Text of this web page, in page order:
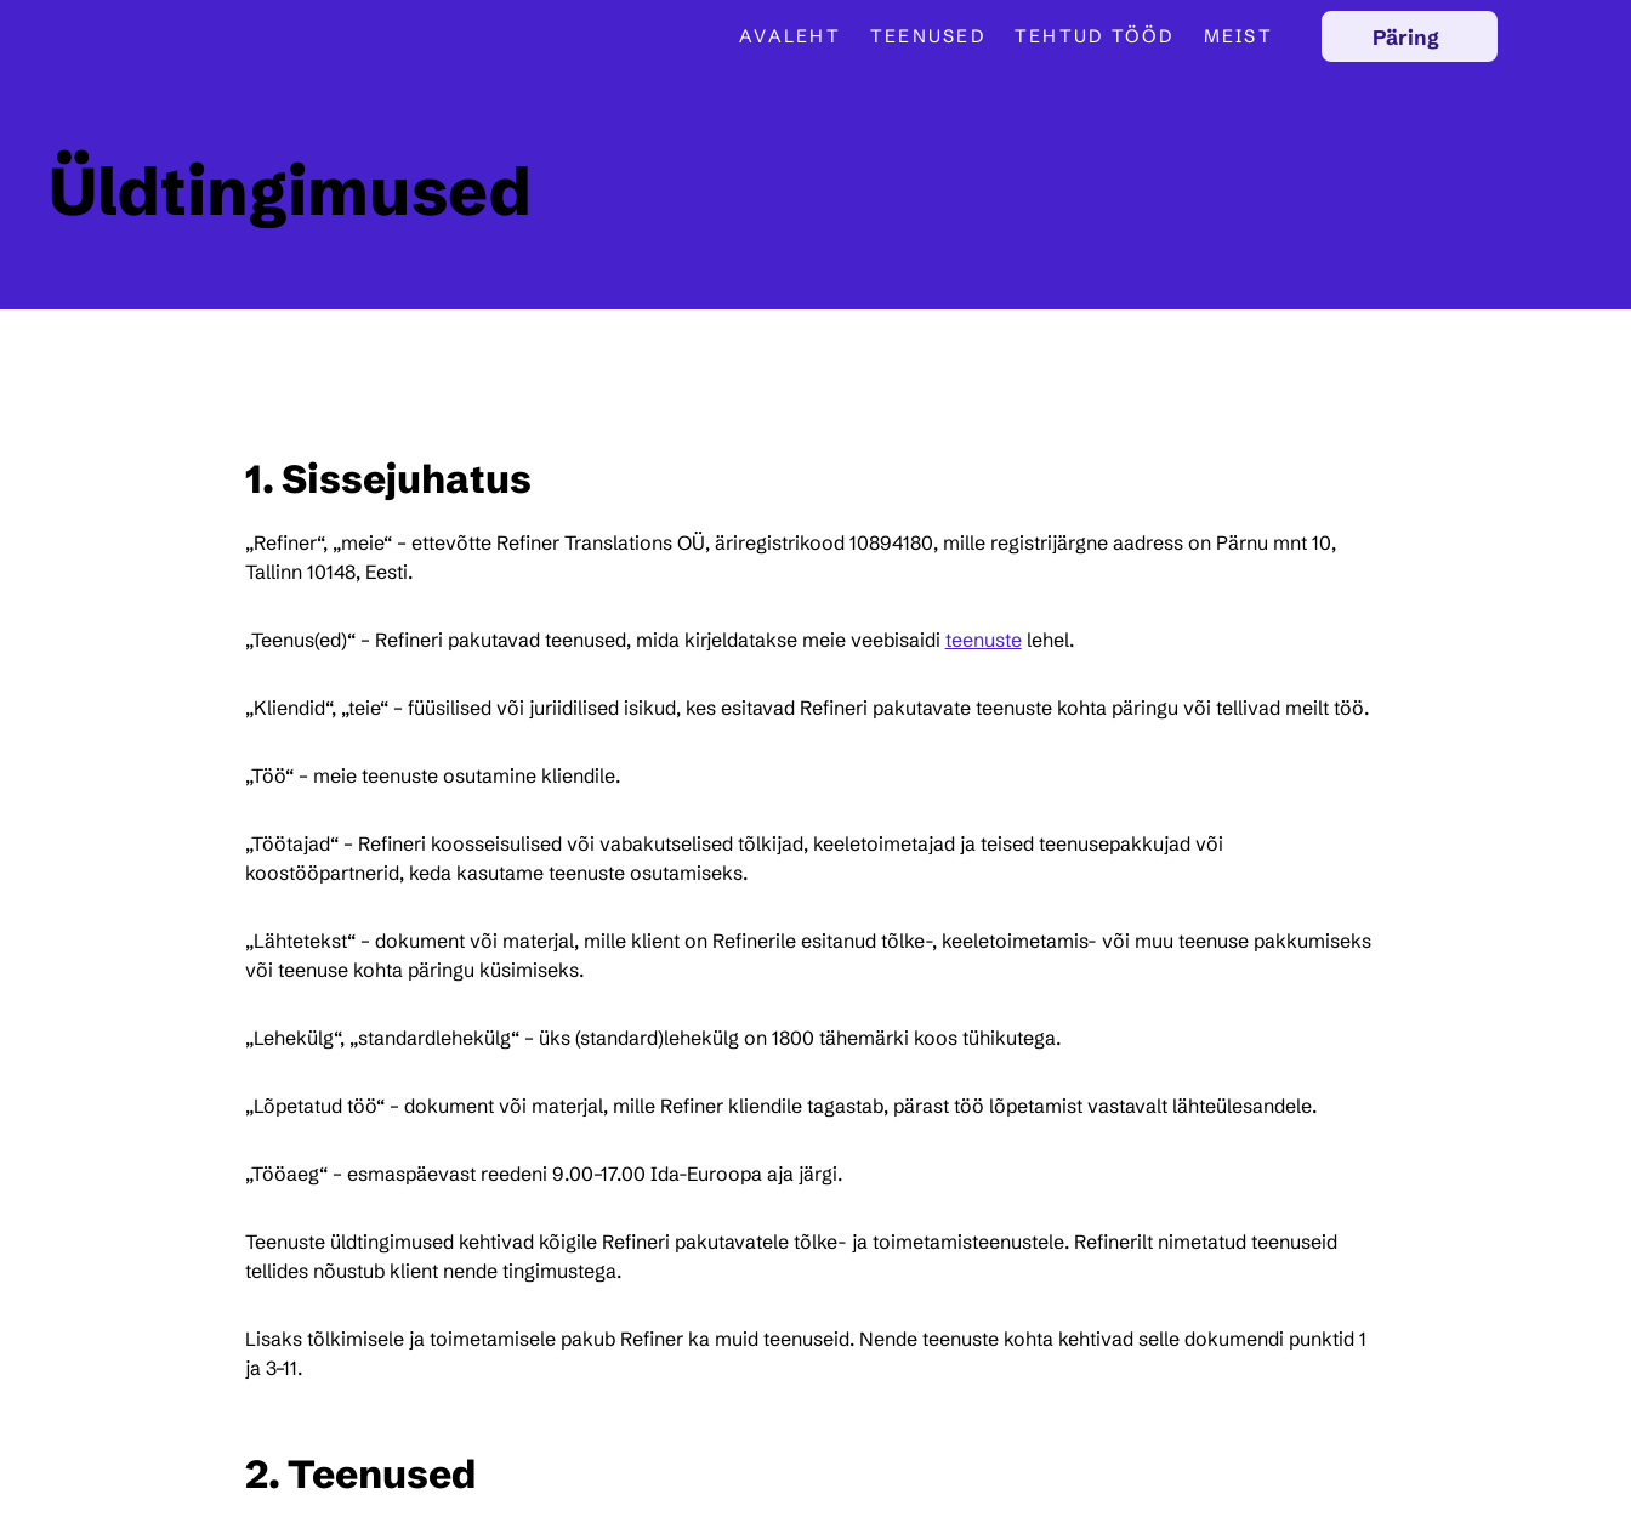
Päring
AVALEHT TEENUSED TEHTUD TÖÖD MEIST
Üldtingimused
1. Sissejuhatus
„Refiner“, „meie“ – ettevõtte Refiner Translations OÜ, äriregistrikood 10894180, mille registrijärgne aadress on Pärnu mnt 10,
Tallinn 10148, Eesti.
„Teenus(ed)“ – Refineri pakutavad teenused, mida kirjeldatakse meie veebisaidi teenuste lehel.
„Kliendid“, „teie“ – füüsilised või juriidilised isikud, kes esitavad Refineri pakutavate teenuste kohta päringu või tellivad meilt töö.
„Töö“ – meie teenuste osutamine kliendile.
„Töötajad“ – Refineri koosseisulised või vabakutselised tõlkijad, keeletoimetajad ja teised teenusepakkujad või
koostööpartnerid, keda kasutame teenuste osutamiseks.
„Lähtetekst“ – dokument või materjal, mille klient on Refinerile esitanud tõlke-, keeletoimetamis- või muu teenuse pakkumiseks
või teenuse kohta päringu küsimiseks.
„Lehekülg“, „standardlehekülg“ – üks (standard)lehekülg on 1800 tähemärki koos tühikutega.
„Lõpetatud töö“ – dokument või materjal, mille Refiner kliendile tagastab, pärast töö lõpetamist vastavalt lähteülesandele.
„Tööaeg“ – esmaspäevast reedeni 9.00–17.00 Ida-Euroopa aja järgi.
Teenuste üldtingimused kehtivad kõigile Refineri pakutavatele tõlke- ja toimetamisteenustele. Refinerilt nimetatud teenuseid
tellides nõustub klient nende tingimustega.
Lisaks tõlkimisele ja toimetamisele pakub Refiner ka muid teenuseid. Nende teenuste kohta kehtivad selle dokumendi punktid 1
ja 3–11.
2. Teenused